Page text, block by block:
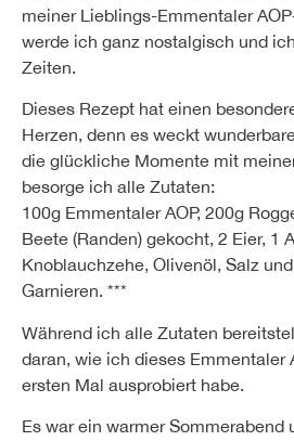
meiner Lieblings-Emmentaler
werde ich ganz nostalgisch und
Zeiten.
Dieses Rezept hat einen
Herzen, denn es weckt
die glückliche Momente mit
besorge ich alle Zutaten:
100g Emmentaler AOP, 200g
Beete (Randen) gekocht, 2 Eier, 1
Knoblauchzehe, Olivenöl, Salz
Garnieren. ***
Während ich alle Zutaten
daran, wie ich dieses Emmentaler
ersten Mal ausprobiert habe.
Es war ein warmer Sommerabend